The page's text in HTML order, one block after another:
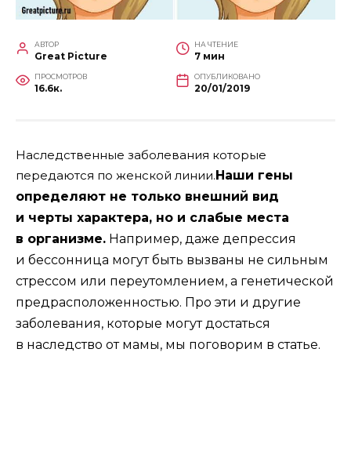
АВТОР
Great Picture
НА ЧТЕНИЕ
7 мин
ПРОСМОТРОВ
16.6к.
ОПУБЛИКОВАНО
20/01/2019
Наследственные заболевания которые
передаются по женской линии.Наши гены
определяют не только внешний вид
и черты характера, но и слабые места
в организме. Например, даже депрессия
и бессонница могут быть вызваны не сильным
стрессом или переутомлением, а генетической
предрасположенностью. Про эти и другие
заболевания, которые могут достаться
в наследство от мамы, мы поговорим в статье.